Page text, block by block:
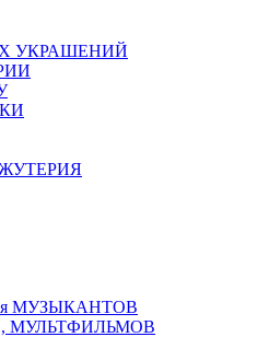
УКРАШЕНИЙ
МУЗЫКАНТОВ
МУЛЬТФИЛЬМОВ